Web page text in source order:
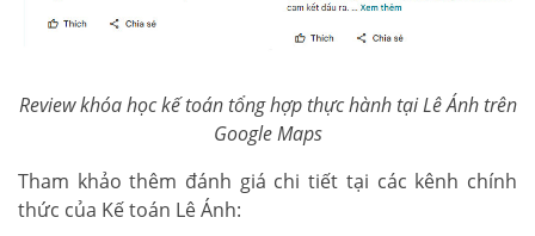
Review khóa học kế toán tổng hợp thực hành tại Lê Ánh trên
Google Maps
Tham khảo thêm đánh giá chi tiết tại các kênh chính
thức của Kế toán Lê Ánh: